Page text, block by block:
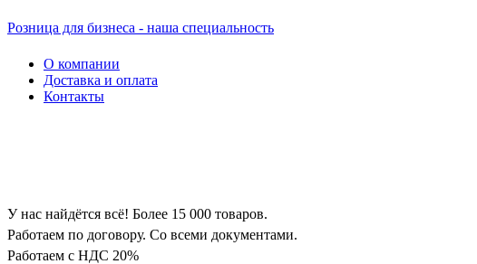
Розница для бизнеса - наша специальность
О компании
Доставка и оплата
Контакты
У нас найдётся всё! Более 15 000 товаров.
Работаем по договору. Со всеми документами.
Работаем с НДС 20%